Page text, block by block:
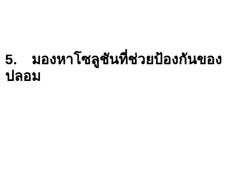
5. มองหาโซลูชันที่ช่วยป้องกันของ
ปลอม